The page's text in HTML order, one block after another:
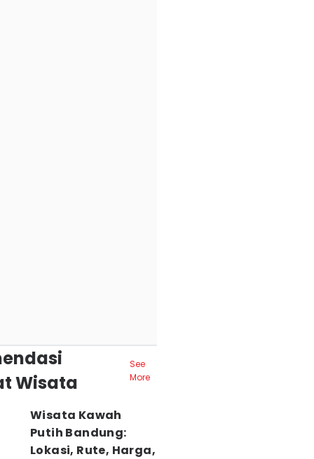
Wisata
See
More
Wisata Kawah
Putih Bandung:
Lokasi, Rute, Harga,